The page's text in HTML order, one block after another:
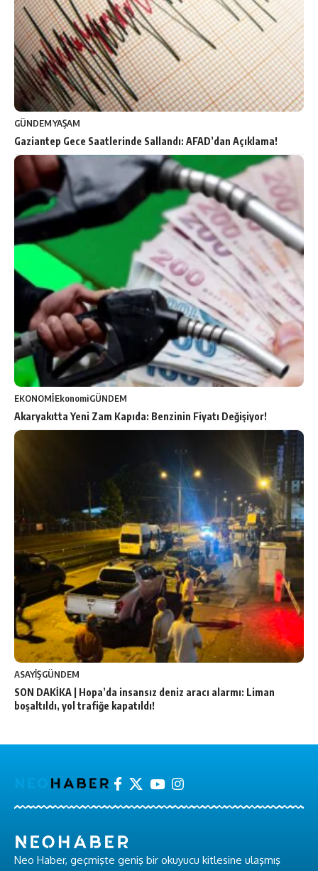
GÜNDEMYAŞAM
Gaziantep Gece Saatlerinde Sallandı: AFAD’dan Açıklama!
EKONOMİEkonomiGÜNDEM
Akaryakıtta Yeni Zam Kapıda: Benzinin Fiyatı Değişiyor!
ASAYİŞGÜNDEM
SON DAKİKA | Hopa’da insansız deniz aracı alarmı: Liman
boşaltıldı, yol trafiğe kapatıldı!
Neo Haber, geçmişte geniş bir okuyucu kitlesine ulaşmış